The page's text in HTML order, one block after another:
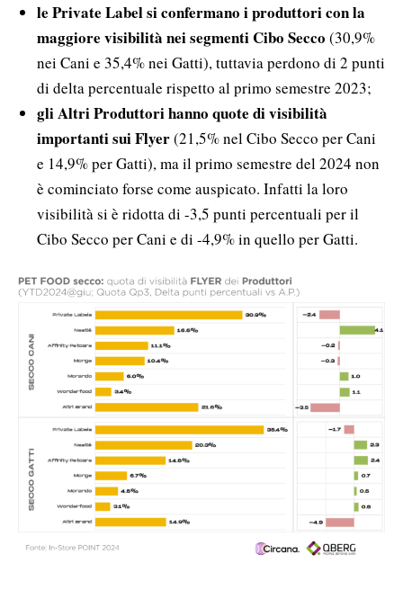
le Private Label si confermano i produttori con la
maggiore visibilità nei segmenti Cibo Secco (30,9%
nei Cani e 35,4% nei Gatti), tuttavia perdono di 2 punti
di delta percentuale rispetto al primo semestre 2023;
gli Altri Produttori hanno quote di visibilità
importanti sui Flyer(21,5% nel Cibo Secco per Cani
e 14,9% per Gatti), ma il primo semestre del 2024 non
è cominciato forse come auspicato. Infatti la loro
visibilità si è ridotta di -3,5 punti percentuali per il
Cibo Secco per Cani e di -4,9% in quello per Gatti.